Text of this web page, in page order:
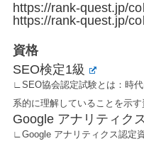
https://rank-quest.jp/
https://rank-quest.jp/
資格
SEO検定1級
∟SEO協会認定試験とは：時
系的に理解していることを示す
Google アナリティク
∟Google アナリティクス認定